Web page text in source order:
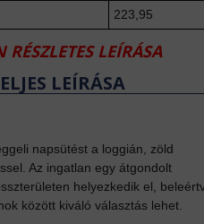
223,95
LEÍRÁSA
LEÍRÁSA
napsütést a loggián, zöld
Az ingatlan egy átgondolt
helyezkedik el,
között kiváló választás lehet.